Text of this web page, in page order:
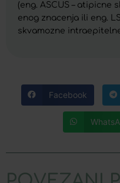
(eng. ASCUS – atipicne
enog znacenja ili eng.
skvamozne
Facebook